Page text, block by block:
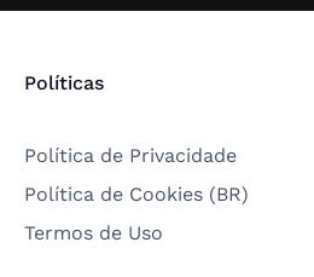
Políticas
Política de Privacidade
Política de Cookies (BR)
Termos de Uso